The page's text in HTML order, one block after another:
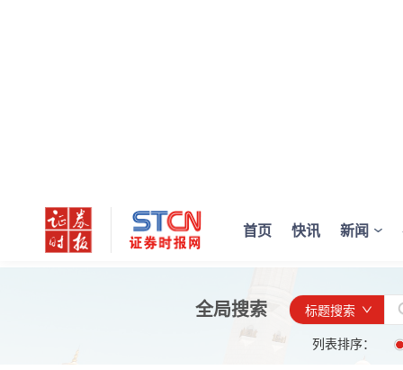
首页 快讯 新闻
全局搜索
标题搜索
列表排序：